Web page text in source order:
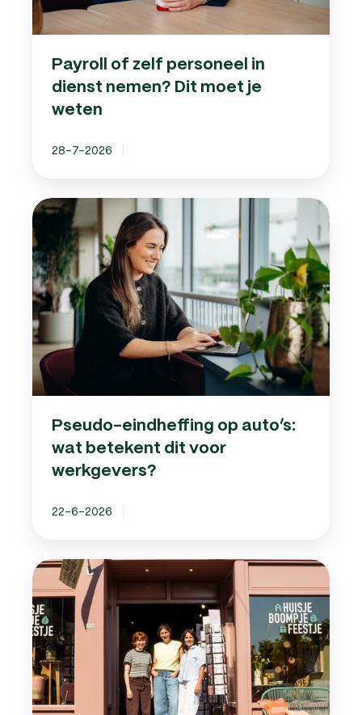
je
weten
Payroll of zelf personeel in
dienst nemen? Dit moet je
weten
28-7-2026
Pseudo-
eindheffing
op
auto’s:
wat
betekent
dit
voor
werkgevers?
Pseudo-eindheffing op auto’s:
wat betekent dit voor
werkgevers?
22-6-2026
Van
ondernemen
zonder
zorgen
tot
vaste
medewerkers:
het